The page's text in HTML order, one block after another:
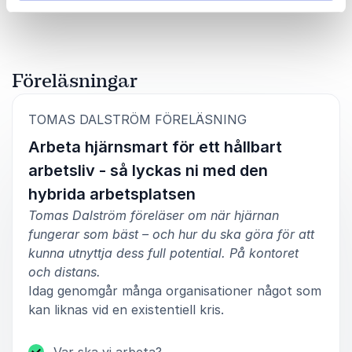
honom att återkomma. Inom de områden som är
Nils Paulson, Ordförande
Marknadsföreningen Umeå
Tomas Dalström
5 av5Tomas Dalström reste runt med mig på en
uppskattad föreläsningsturné med PostNords DM-
akademi till Stockholm, Göteborg och Malmö.
Åhörarna var i huvudsak marknadsförare från
företag och byråer och det var en sammanlagd
publik på cirka 700 personer. Han var en av tre
föreläsare och evenemanget var mycket uppskattat
och fick goda betyg. Tomas fick åhörarna att tänka
till på riktigt om hur vår hjärna fungerar och vad man
som kommunikatör bör ta i beaktande.
Carin Ivrell, Ansvarig DM-akademin
Föreläsningar
TOMAS DALSTRÖM FÖRELÄSNING
Arbeta hjärnsmart för ett hållbart
arbetsliv - så lyckas ni med den
hybrida arbetsplatsen
Tomas Dalström föreläser om när hjärnan
fungerar som bäst – och hur du ska göra för att
kunna utnyttja dess full potential. På kontoret
och distans.
Idag genomgår många organisationer något som
kan liknas vid en existentiell kris.